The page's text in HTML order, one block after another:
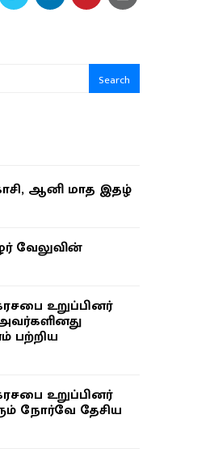
Search
ஆனி மாத இதழ்
வேலுவின்
உறுப்பினர்
பற்றிய
உறுப்பினர்
நோர்வே தேசிய